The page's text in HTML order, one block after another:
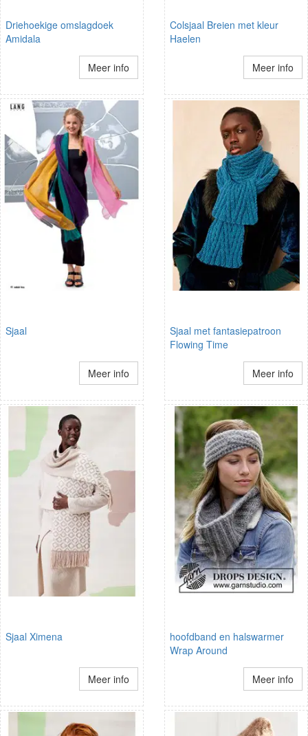
Driehoekige omslagdoek
Amidala
Meer info
Colsjaal Breien met kleur
Haelen
Meer info
Sjaal
Meer info
Sjaal met fantasiepatroon
Flowing Time
Meer info
Sjaal Ximena
Meer info
hoofdband en halswarmer
Wrap Around
Meer info